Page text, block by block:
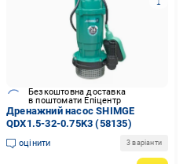
Безкоштовна доставка
в поштомати Епіцентр
Дренажний насос SHIMGE
QDX1.5-32-0.75K3 (58135)
оцінити 3 варіанти